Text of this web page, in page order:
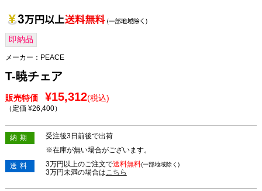
即納品
メーカー： PEACE
T-暁チェア
販売特価 ¥15,312(税込)
（定価 ¥26,400）
納期
受注後3日前後で出荷
※在庫が無い場合がございます。
送料
3万円以上のご注文で送料無料(一部地域除く)
3万円未満の場合はこちら